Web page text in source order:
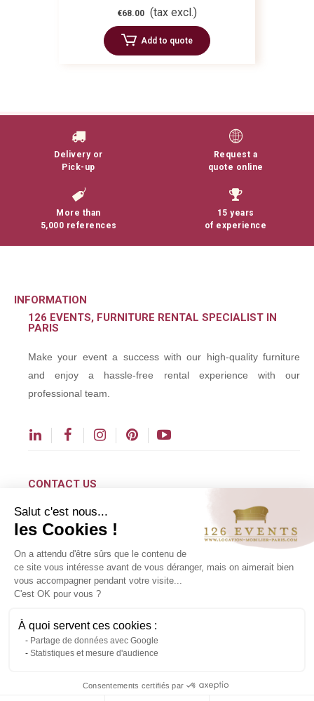
€68.00 (tax excl.)
Add to quote
Delivery or
Pick-up
Request a
quote online
More than
5,000 references
15 years
of experience
INFORMATION
126 EVENTS, FURNITURE RENTAL SPECIALIST IN
PARIS
Make your event a success with our high-quality furniture
and enjoy a hassle-free rental experience with our
professional team.
CONTACT US
contact@126events.com
00 331 484 300 00
00 33 148 430 190
126 avenue du Général Leclerc
93500 Pantin
Copyright ©2024 All rights reserved.
Salut c'est nous...
les Cookies !
On a attendu d'être sûrs que le contenu de
ce site vous intéresse avant de vous déranger, mais on aimerait bien
vous accompagner pendant votre visite...
C'est OK pour vous ?
À quoi servent ces cookies :
Partage de données avec Google
Statistiques et mesure d'audience
Consentements certifiés par